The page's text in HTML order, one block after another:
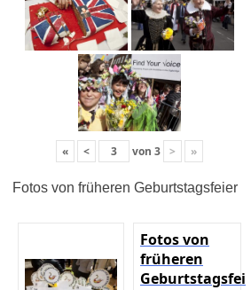
« < von 3 > »
Fotos von früheren Geburtstagsfeier
Fotos von
früheren
Geburtstagsfeier